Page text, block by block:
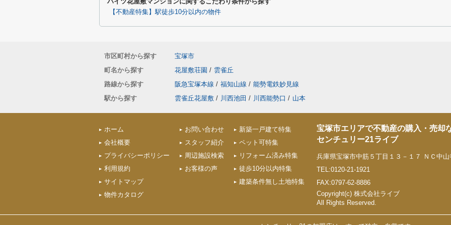
【不動産特集】駅徒歩10分以内の物件
市区町村から探す
宝塚市
町名から探す
花屋敷荘園 / 雲雀丘
路線から探す
阪急宝塚本線 / 福知山線 / 能勢電鉄妙見線
駅から探す
雲雀丘花屋敷 / 川西池田 / 川西能勢口 / 山本
ホーム
会社概要
プライバシーポリシー
利用規約
サイトマップ
物件カタログ
お問い合わせ
スタッフ紹介
周辺施設検索
お客様の声
新築一戸建て特集
ペット可特集
リフォーム済み特集
徒歩10分以内特集
建築条件無し土地特集
宝塚市エリアで不動産の購入・売却
センチュリー21ライブ
兵庫県宝塚市中筋５丁目１３－１７ ＮＣ中山
TEL:0120-21-1921
FAX:0797-62-8886
Copyright(c) 株式会社ライブ
All Rights Reserved.